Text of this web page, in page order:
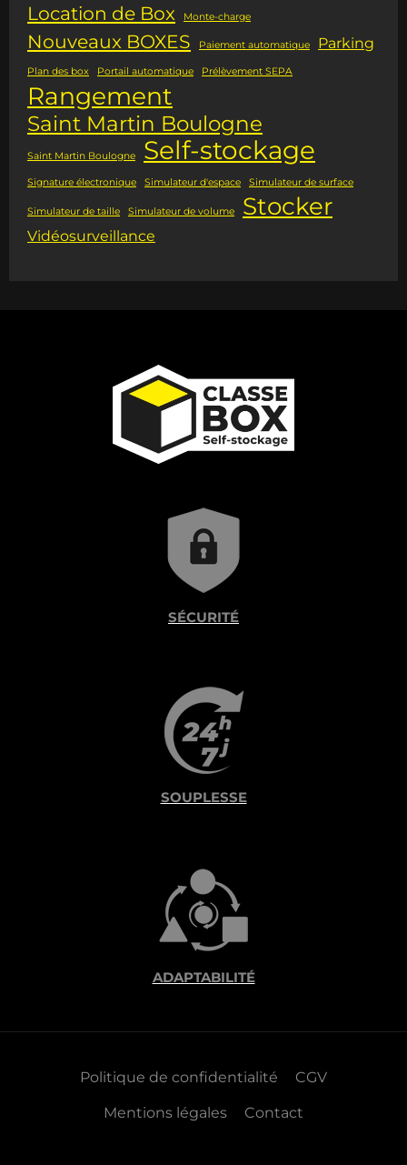
Location de Box Monte-charge
Nouveaux BOXES Paiement automatique Parking
Plan des box Portail automatique Prélèvement SEPA
Rangement
Saint Martin Boulogne
Saint Martin Boulogne Self-stockage
Signature électronique Simulateur d'espace Simulateur de surface
Simulateur de taille Simulateur de volume Stocker
Vidéosurveillance
SÉCURITÉ
SOUPLESSE
ADAPTABILITÉ
Politique de confidentialité CGV
Mentions légales Contact